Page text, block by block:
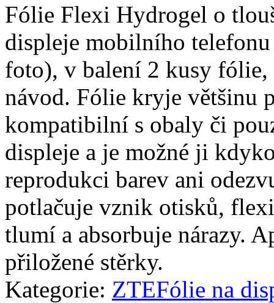
Fólie Flexi Hydrogel o
displeje mobilního
foto), v balení 2 kusy fólie,
návod. Fólie kryje většinu
kompatibilní s obaly či
displeje a je možné ji
reprodukci barev ani
potlačuje vznik otisků,
tlumí a absorbuje nárazy.
přiložené stěrky.
Kategorie: ZTEFólie na